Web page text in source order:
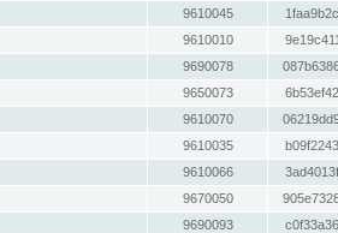
9610045
9610010
9690078
9650073
9610070
9610035
9610066
9670050
9690093